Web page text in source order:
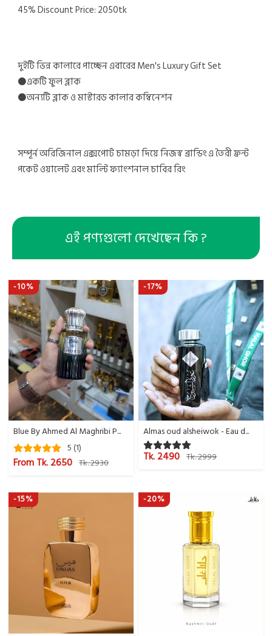
45% Discount Price: 2050tk
দুইটি ভিন্ন কালারে পাচ্ছেন এবারের Men's Luxury Gift Set
⚫️একটি ফুল ব্লাক
⚫️অন্যটি ব্লাক ও মাস্টারড কালার কম্বিনেশন
সম্পূর্ন অরিজিনাল এক্সপোর্ট চামড়া দিয়ে নিজস্ব ব্রান্ডিং এ তৈরী ফ্রন্ট
পকেট ওয়ালেট এবং মাল্টি ফ্যাংশনাল চাবির রিং
এই পণ্যগুলো দেখেছেন কি ?
-10%
Blue By Ahmed Al Maghribi P...
5 (1)
From Tk. 2650 Tk. 2930
-17%
Almas oud alsheiwok - Eau d...
Tk. 2490 Tk. 2999
-15% -20%